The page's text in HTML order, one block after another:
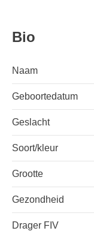
Bio
Naam
Geboortedatum
Geslacht
Soort/kleur
Grootte
Gezondheid
Drager FIV